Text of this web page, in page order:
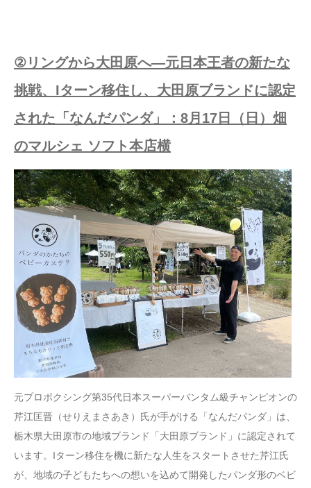
②リングから大田原へ—元日本王者の新たな
挑戦、Iターン移住し、大田原ブランドに認定
された「なんだパンダ」：8月17日（日）畑
のマルシェ ソフト本店横
元プロボクシング第35代日本スーパーバンタム級チャンピオンの
芹江匡晋（せりえまさあき）氏が手がける「なんだパンダ」は、
栃木県大田原市の地域ブランド「大田原ブランド」に認定されて
います。Iターン移住を機に新たな人生をスタートさせた芹江氏
が、地域の子どもたちへの想いを込めて開発したパンダ形のベビ